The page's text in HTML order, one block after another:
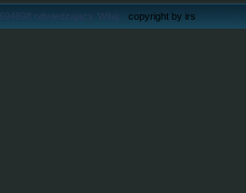
odwiedzający. Witaj. copyright by irs